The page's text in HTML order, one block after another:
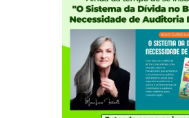
Ao vivo: Fattorelli concede
sobre riscos do projeto de
securitização
ACESSE »